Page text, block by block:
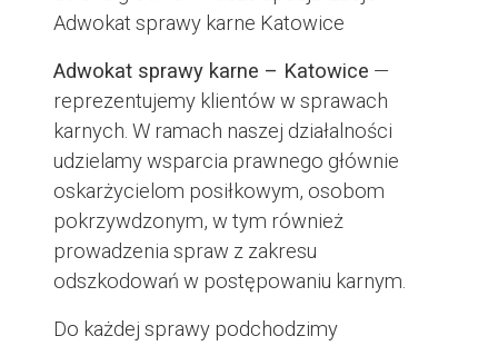
Adwokat sprawy karne Katowice
Adwokat sprawy karne – Katowice —
reprezentujemy klientów w sprawach
karnych. W ramach naszej działalności
udzielamy wsparcia prawnego głównie
oskarżycielom posiłkowym, osobom
pokrzywdzonym, w tym również
prowadzenia spraw z zakresu
odszkodowań w postępowaniu karnym.
Do każdej sprawy podchodzimy